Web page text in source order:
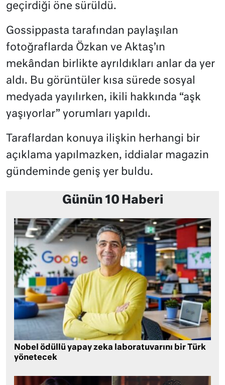
geçirdiği öne sürüldü.
Gossippasta tarafından paylaşılan
fotoğraflarda Özkan ve Aktaş’ın
mekândan birlikte ayrıldıkları anlar da yer
aldı. Bu görüntüler kısa sürede sosyal
medyada yayılırken, ikili hakkında “aşk
yaşıyorlar” yorumları yapıldı.
Taraflardan konuya ilişkin herhangi bir
açıklama yapılmazken, iddialar magazin
gündeminde geniş yer buldu.
Günün 10 Haberi
Nobel ödüllü yapay zeka laboratuvarını bir Türk
yönetecek